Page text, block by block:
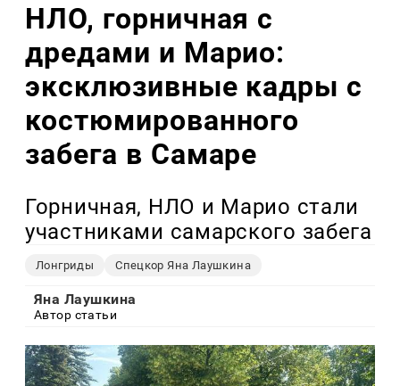
НЛО, горничная с
дредами и Марио:
эксклюзивные кадры с
костюмированного
забега в Самаре
Горничная, НЛО и Марио стали
участниками самарского забега
Лонгриды Спецкор Яна Лаушкина
Яна Лаушкина
Автор статьи